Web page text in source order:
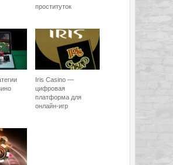
проституток
Iris Casino —
цифровая
платформа для
онлайн-игр